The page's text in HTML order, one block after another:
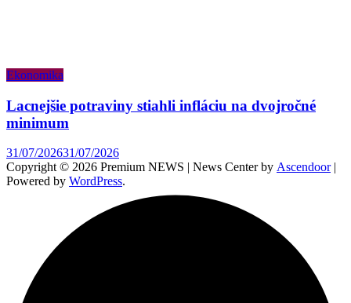
Ekonomika
Lacnejšie potraviny stiahli infláciu na dvojročné
minimum
31/07/202631/07/2026
Copyright © 2026 Premium NEWS | News Center by Ascendoor|
Powered by WordPress.